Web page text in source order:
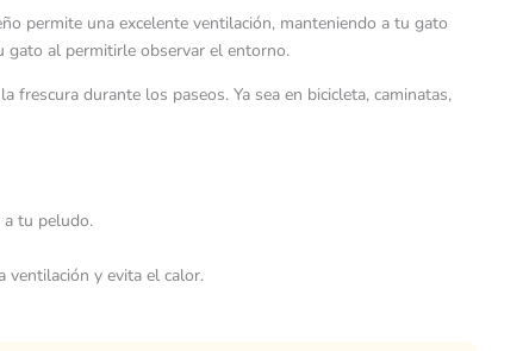
permite una excelente ventilación, manteniendo a tu gato
gato al permitirle observar el entorno.
durante los paseos. Ya sea en bicicleta, caminatas,
a tu peludo.
ventilación y evita el calor.